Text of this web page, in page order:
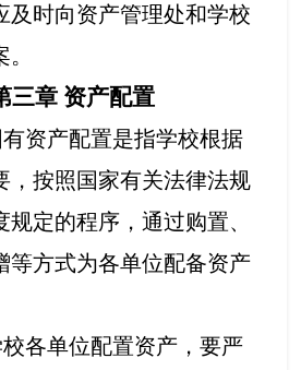
及时向资产管理处和学校
三章 资产配置
资产配置是指学校根据
，按照国家有关法律法规
定的程序，通过购置、
等方式为各单位配备资产
各单位配置资产，要严